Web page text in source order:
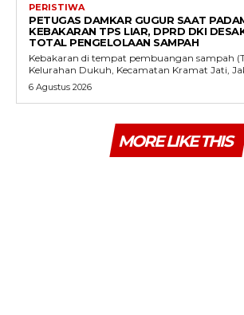
PERISTIWA
PETUGAS DAMKAR GUGUR SAAT
KEBAKARAN TPS LIAR, DPRD DKI
TOTAL PENGELOLAAN SAMPAH
Kebakaran di tempat pembuangan sampah
Kelurahan Dukuh, Kecamatan Kramat Jati,
6 Agustus 2026
MORE LIKE THIS